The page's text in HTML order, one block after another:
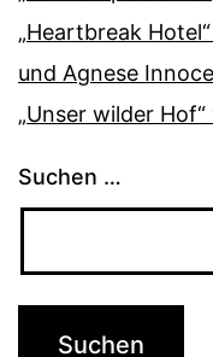
„Heartbreak
und Agnese
„Unser wilder
Suchen …